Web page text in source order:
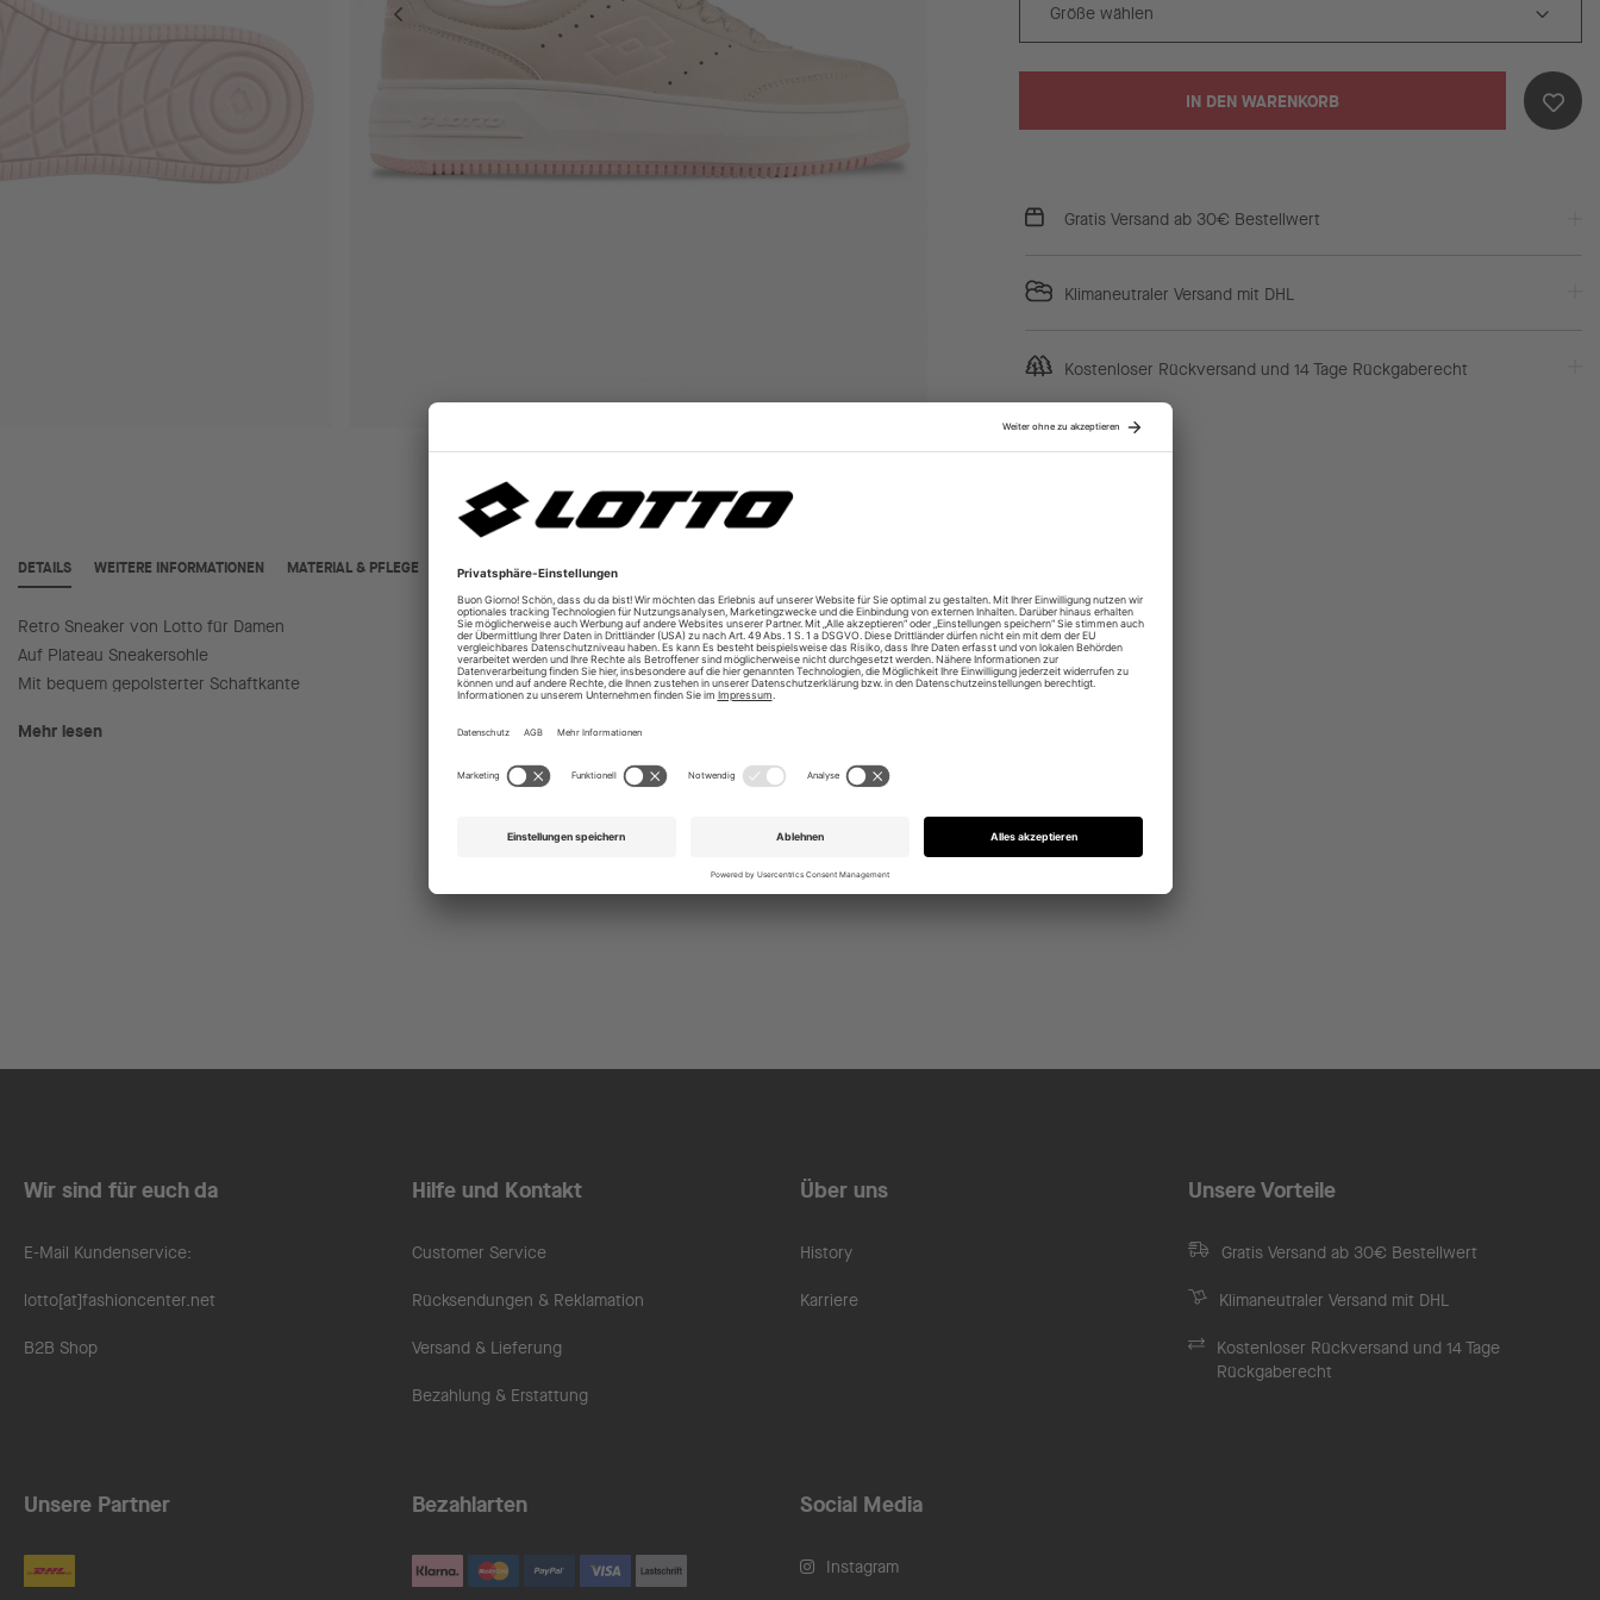
IN DEN WARENKORB
Gratis Versand ab 30€ Bestellwert
Klimaneutraler Versand mit DHL
Kostenloser Rückversand und 14 Tage Rückgaberecht
DETAILS
Retro Sneaker von Lotto für Damen
Auf Plateau Sneakersohle
Mit bequem gepolsterter Schaftkante
Pflegeleichtes Obermaterial
Ideal für alle Streetwear Styles
Mehr lesen
WEITERE INFORMATIONEN MATERIAL & PFLEGE
Wir sind für euch da
E-Mail Kundenservice:
lotto[at]fashioncenter.net
B2B Shop
Hilfe und Kontakt
Customer Service
Rücksendungen & Reklamation
Versand & Lieferung
Bezahlung & Erstattung
Über uns
History
Karriere
Unsere Vorteile
Gratis Versand ab 30€ Bestellwert
Klimaneutraler Versand mit DHL
Kostenloser Rückversand und 14 Tage
Rückgaberecht
Unsere Partner Bezahlarten Social Media
Instagram